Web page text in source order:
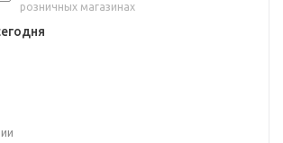
розничных магазинах